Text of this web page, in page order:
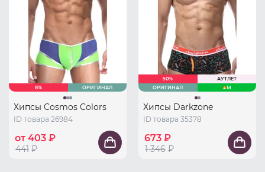
8% ОРИГИНАЛ
Хипсы Cosmos Colors
ID товара 26984
от 403 ₽
441 ₽
50%
АУТЛЕТ
ОРИГИНАЛ
M
Хипсы Darkzone
ID товара 35378
673 ₽
1 346 ₽